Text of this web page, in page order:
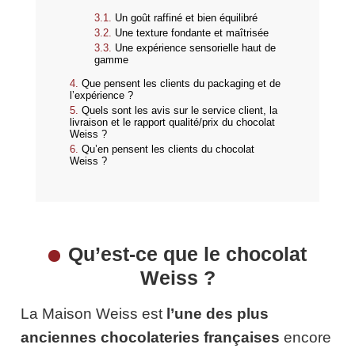
Un goût raffiné et bien équilibré
Une texture fondante et maîtrisée
Une expérience sensorielle haut de
gamme
Que pensent les clients du packaging et de
l’expérience ?
Quels sont les avis sur le service client, la
livraison et le rapport qualité/prix du chocolat
Weiss ?
Qu’en pensent les clients du chocolat
Weiss ?
Qu’est-ce que le chocolat
Weiss ?
La Maison Weiss est l’une des plus
anciennes chocolateries françaises encore